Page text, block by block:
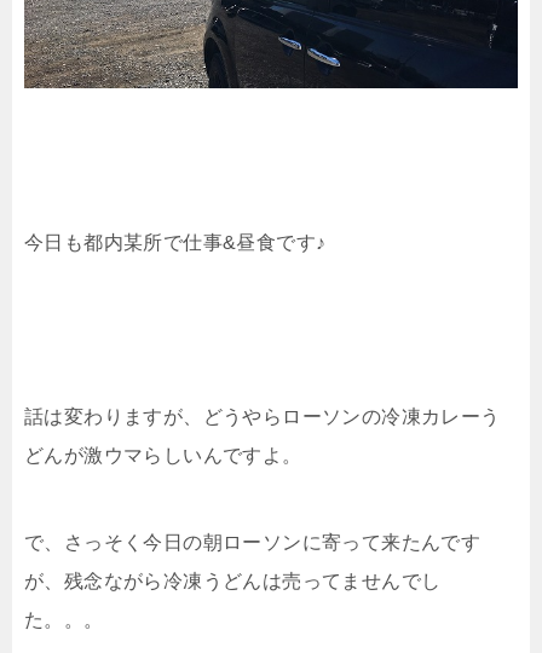
今日も都内某所で仕事&昼食です♪
話は変わりますが、どうやらローソンの冷凍カレーう
どんが激ウマらしいんですよ。
で、さっそく今日の朝ローソンに寄って来たんです
が、残念ながら冷凍うどんは売ってませんでし
た。。。